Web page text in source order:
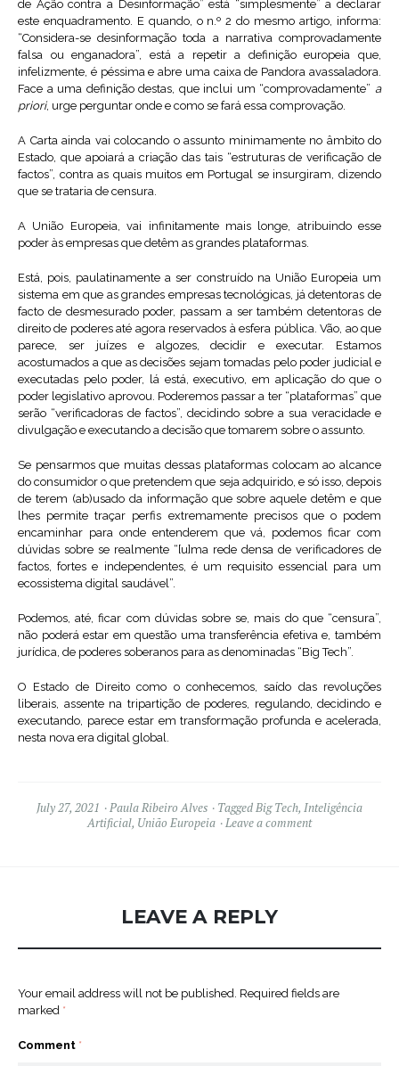
de Ação contra a Desinformação” está “simplesmente” a declarar
este enquadramento. E quando, o n.º 2 do mesmo artigo, informa:
“Considera-se desinformação toda a narrativa comprovadamente
falsa ou enganadora”, está a repetir a definição europeia que,
infelizmente, é péssima e abre uma caixa de Pandora avassaladora.
Face a uma definição destas, que inclui um “comprovadamente” a
priori, urge perguntar onde e como se fará essa comprovação.
A Carta ainda vai colocando o assunto minimamente no âmbito do
Estado, que apoiará a criação das tais “estruturas de verificação de
factos”, contra as quais muitos em Portugal se insurgiram, dizendo
que se trataria de censura.
A União Europeia, vai infinitamente mais longe, atribuindo esse
poder às empresas que detêm as grandes plataformas.
Está, pois, paulatinamente a ser construído na União Europeia um
sistema em que as grandes empresas tecnológicas, já detentoras de
facto de desmesurado poder, passam a ser também detentoras de
direito de poderes até agora reservados à esfera pública. Vão, ao que
parece, ser juízes e algozes, decidir e executar. Estamos
acostumados a que as decisões sejam tomadas pelo poder judicial e
executadas pelo poder, lá está, executivo, em aplicação do que o
poder legislativo aprovou. Poderemos passar a ter “plataformas” que
serão “verificadoras de factos”, decidindo sobre a sua veracidade e
divulgação e executando a decisão que tomarem sobre o assunto.
Se pensarmos que muitas dessas plataformas colocam ao alcance
do consumidor o que pretendem que seja adquirido, e só isso, depois
de terem (ab)usado da informação que sobre aquele detêm e que
lhes permite traçar perfis extremamente precisos que o podem
encaminhar para onde entenderem que vá, podemos ficar com
dúvidas sobre se realmente “[u]ma rede densa de verificadores de
factos, fortes e independentes, é um requisito essencial para um
ecossistema digital saudável”.
Podemos, até, ficar com dúvidas sobre se, mais do que “censura”,
não poderá estar em questão uma transferência efetiva e, também
jurídica, de poderes soberanos para as denominadas “Big Tech”.
O Estado de Direito como o conhecemos, saído das revoluções
liberais, assente na tripartição de poderes, regulando, decidindo e
executando, parece estar em transformação profunda e acelerada,
nesta nova era digital global.
July 27, 2021 Paula Ribeiro Alves TaggedBig Tech, Inteligência
Artificial, União Europeia Leave a comment
LEAVE A REPLY
Your email address will not be published. Required fields are
marked *
Comment *